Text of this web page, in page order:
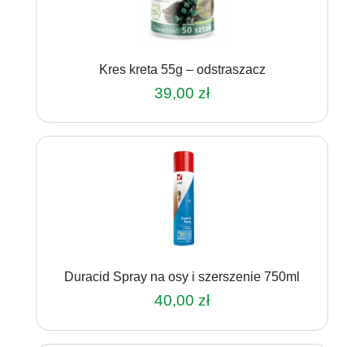
Kres kreta 55g – odstraszacz
39,00 zł
Duracid Spray na osy i szerszenie 750ml
40,00 zł